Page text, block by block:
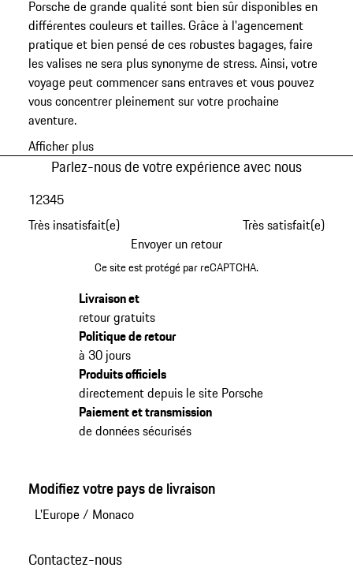
Porsche de grande qualité sont bien sûr disponibles en
différentes couleurs et tailles. Grâce à l'agencement
pratique et bien pensé de ces robustes bagages, faire
les valises ne sera plus synonyme de stress. Ainsi, votre
voyage peut commencer sans entraves et vous pouvez
vous concentrer pleinement sur votre prochaine
aventure.
Afficher plus
Parlez-nous de votre expérience avec nous
Très insatisfait(e)
12345
Très satisfait(e)
Envoyer un retour
Ce site est protégé par reCAPTCHA.
Livraison et
retour gratuits
Politique de retour
à 30 jours
Produits officiels
directement depuis le site Porsche
Paiement et transmission
de données sécurisés
Modifiez votre pays de livraison
L'Europe/ Monaco
Contactez-nous